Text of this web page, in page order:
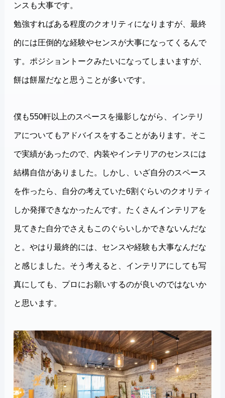
ンスも大事です。
勉強すればある程度のクオリティになりますが、最終
的には圧倒的な経験やセンスが大事になってくるんで
す。ポジショントークみたいになってしまいますが、
餅は餅屋だなと思うことが多いです。
僕も550軒以上のスペースを撮影しながら、インテリ
アについてもアドバイスをすることがあります。そこ
で実績があったので、内装やインテリアのセンスには
結構自信がありました。しかし、いざ自分のスペース
を作ったら、自分の考えていた6割ぐらいのクオリティ
しか発揮できなかったんです。たくさんインテリアを
見てきた自分でさえもこのぐらいしかできないんだな
と。やはり最終的には、センスや経験も大事なんだな
と感じました。そう考えると、インテリアにしても写
真にしても、プロにお願いするのが良いのではないか
と思います。